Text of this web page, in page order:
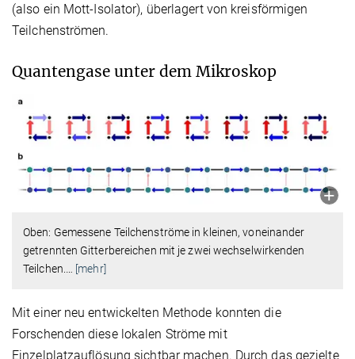
(also ein Mott-Isolator), überlagert von kreisförmigen
Teilchenströmen.
Quantengase unter dem Mikroskop
Oben: Gemessene Teilchenströme in kleinen, voneinander
getrennten Gitterbereichen mit je zwei wechselwirkenden
Teilchen.… [mehr]
Mit einer neu entwickelten Methode konnten die
Forschenden diese lokalen Ströme mit
Einzelplatzauflösung sichtbar machen. Durch das gezielte